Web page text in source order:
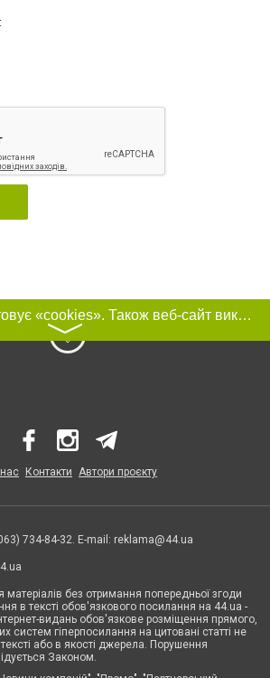
Цей сайт використовує «cookies». Також веб-сайт використовує інтернет-сервіс для збору технічних даних стосовно відвідувачів з метою отримання маркетингової та статистичної інформації. Умови обробки даних відвідувачів сайту див.
〉
Контакти Автори проєкту
734-84-32. E-mail: reklama@44.ua
матеріалів без отримання попередньої згоди
в тексті обов'язкового посилання на 44.ua -
видань обов'язкове розміщення прямого,
систем гіперпосилання на цитовані статті не
або в якості джерела. Порушення
Законом.